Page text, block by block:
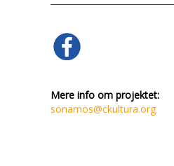
Mere info om projektet:
sonamos@ckultura.org